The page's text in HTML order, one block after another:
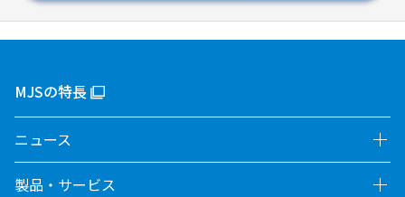
MJSの特長
ニュース
製品・サービス